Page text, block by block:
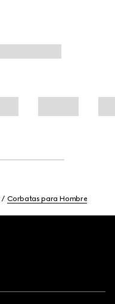
Corbatas para Hombre